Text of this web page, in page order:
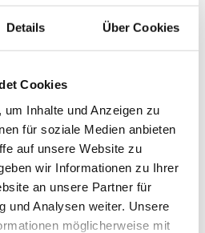
Details Über Cookies
Cookies
Inhalte und Anzeigen zu
für soziale Medien anbieten
auf unsere Website zu
wir Informationen zu Ihrer
an unsere Partner für
und Analysen weiter. Unsere
möglicherweise mit
15 (8) A, 24…250 V AC
1
Automatisch
Intern